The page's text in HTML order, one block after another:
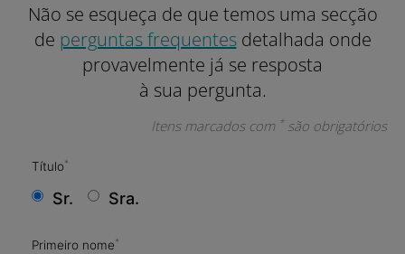
Não se esqueça de que temos uma secção
de perguntas frequentesdetalhada onde
provavelmente já se resposta
à sua pergunta.
Itens marcados com *são obrigatórios
Título*
Sr. Sra.
Primeiro nome*